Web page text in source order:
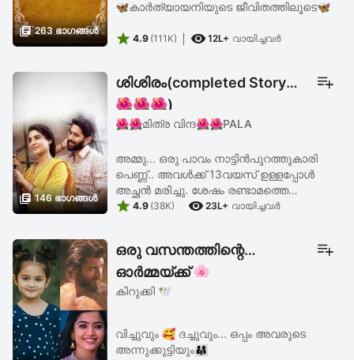
 263 ഭാഗങ്ങള്‍
🦋കാർത്യായനിയുടെ ജീവിതത്തിലൂടെ🦋
 4.9 (111K)  12L+ വായിച്ചവര്‍
 146 ഭാഗങ്ങള്‍
ശിശിരം(completed Story
🌺🌺🌺)
🌺🌺മിത്ര വിന്ദ🌺🌺PALA
അമ്മു... ഒരു പാവം നാട്ടിൻപുറത്തുകാരി
പെണ്ണ്.. അവൾക്ക് 13വയസ് ഉള്ളപ്പോൾ
അച്ഛൻ മരിച്ചു. ശേഷം രണ്ടാമത്തെ
അമ്മാവന്റെ വീട്ടിൽ അമ്മയും മോളും
 4.9 (38K)  23L+ വായിച്ചവര്‍
ഒരു വസന്തത്തിന്റെ
ഓർമ്മയ്ക്ക് 🌸
കിറുക്കി 🕊️
വിച്ചുവും 🥰 ദച്ചുവും... ഒപ്പം അവരുടെ
അന്നുക്കുട്ടിയും👨‍👩‍👧